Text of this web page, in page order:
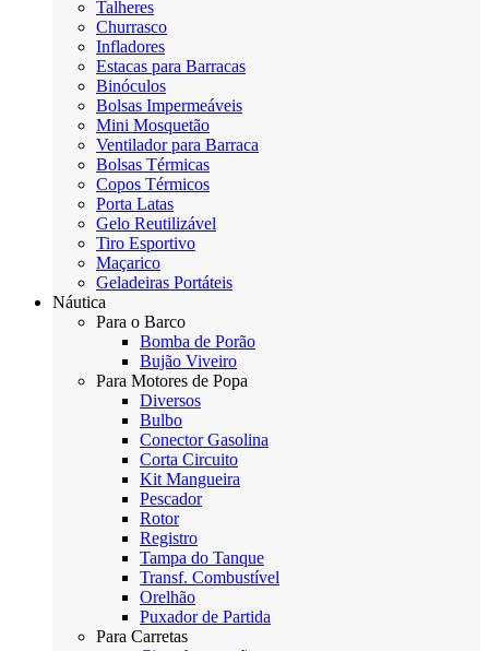
Talheres
Churrasco
Infladores
Estacas para Barracas
Binóculos
Bolsas Impermeáveis
Mini Mosquetão
Ventilador para Barraca
Bolsas Térmicas
Copos Térmicos
Porta Latas
Gelo Reutilizável
Tiro Esportivo
Maçarico
Geladeiras Portáteis
Náutica
Para o Barco
Bomba de Porão
Bujão Viveiro
Para Motores de Popa
Diversos
Bulbo
Conector Gasolina
Corta Circuito
Kit Mangueira
Pescador
Rotor
Registro
Tampa do Tanque
Transf. Combustível
Orelhão
Puxador de Partida
Para Carretas